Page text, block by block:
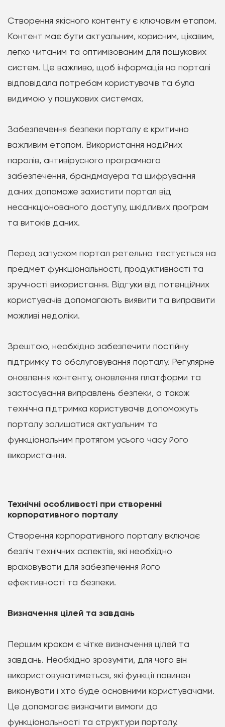
Створення якісного контенту є ключовим етапом.
Контент має бути актуальним, корисним, цікавим,
легко читаним та оптимізованим для пошукових
систем. Це важливо, щоб інформація на порталі
відповідала потребам користувачів та була
видимою у пошукових системах.
Забезпечення безпеки порталу є критично
важливим етапом. Використання надійних
паролів, антивірусного програмного
забезпечення, брандмауера та шифрування
даних допоможе захистити портал від
несанкціонованого доступу, шкідливих програм
та витоків даних.
Перед запуском портал ретельно тестується на
предмет функціональності, продуктивності та
зручності використання. Відгуки від потенційних
користувачів допомагають виявити та виправити
можливі недоліки.
Зрештою, необхідно забезпечити постійну
підтримку та обслуговування порталу. Регулярне
оновлення контенту, оновлення платформи та
застосування виправлень безпеки, а також
технічна підтримка користувачів допоможуть
порталу залишатися актуальним та
функціональним протягом усього часу його
використання.
Технічні особливості при створенні
корпоративного порталу
Створення корпоративного порталу включає
безліч технічних аспектів, які необхідно
враховувати для забезпечення його
ефективності та безпеки.
Визначення цілей та завдань
Першим кроком є чітке визначення цілей та
завдань. Необхідно зрозуміти, для чого він
використовуватиметься, які функції повинен
виконувати і хто буде основними користувачами.
Це допомагає визначити вимоги до
функціональності та структури порталу.